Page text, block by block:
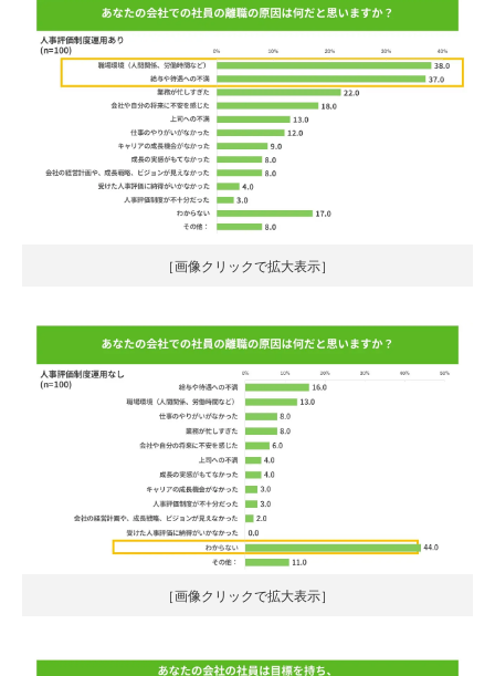
［画像クリックで拡大表示］
［画像クリックで拡大表示］